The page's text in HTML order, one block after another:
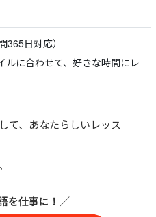
365日対応）
ルに合わせて、好きな時間にレ
て、あなたらしいレッス
を仕事に ！／